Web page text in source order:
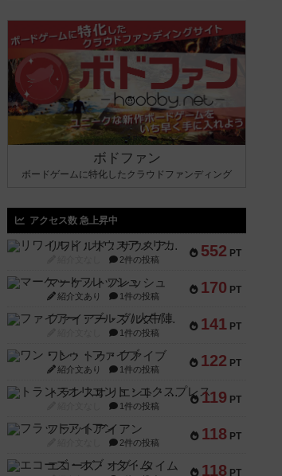
ボドファン
ボードゲームに特化したクラウドファンディング
アクセス数 急上昇中
552 PT
リワイルド：サウスアメリカ
2件の投稿
170 PT
マーケットフレッシュ
紹介文あり 1件の投稿
141 PT
ファイアー・ブルズ / 火牛陣
1件の投稿
122 PT
ワン・トゥ・ファイブ
紹介文あり 1件の投稿
119 PT
トランスオリエント・エクスプレス
1件の投稿
118 PT
フラットアイアン
2件の投稿
118 PT
エコーズ・オブ・タイム